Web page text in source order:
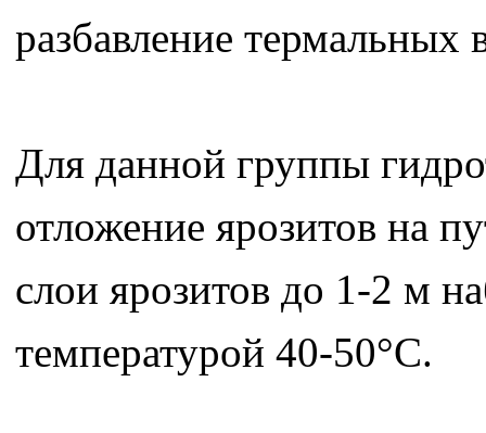
разбавление
Для данной группы
отложение ярозитов на
слои ярозитов до 1-2 м
температурой 40-50°С.